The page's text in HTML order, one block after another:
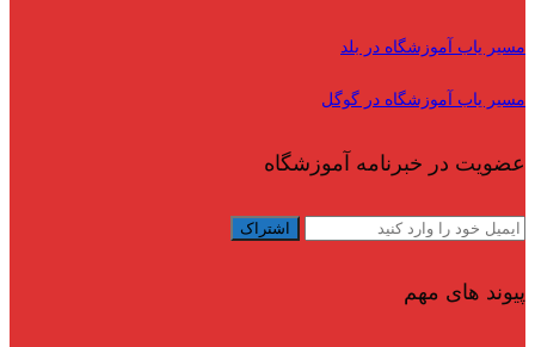
مسیر یاب آموزشگاه در بلد
مسیر یاب آموزشگاه در گوگل
عضویت در خبرنامه آموزشگاه
پیوند های مهم